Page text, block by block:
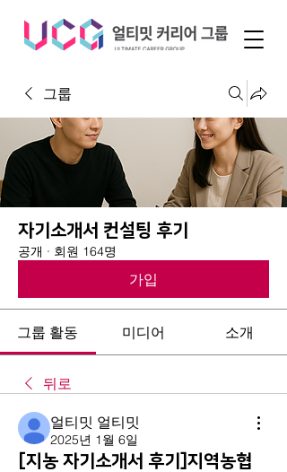
그룹
자기소개서 컨설팅 후기
공개 · 회원 164명
가입
그룹 활동 미디어 소개
뒤로
얼티밋 얼티밋
2025년 1월 6일
[지농 자기소개서 후기]지역농협